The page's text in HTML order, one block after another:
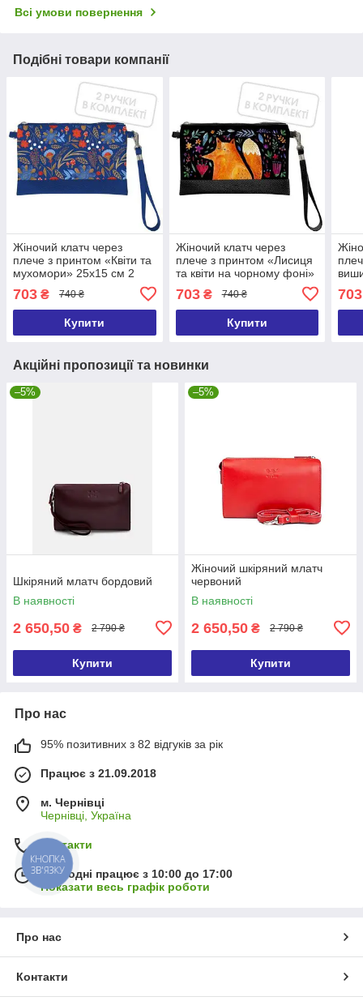
Всі умови повернення
Подібні товари компанії
Жіночий клатч через
плече з принтом «Квіти та
мухомори» 25х15 см 2
703 ₴ 740 ₴
Купити
Жіночий клатч через
плече з принтом «Лисиця
та квіти на чорному фоні»
комплекті
703₴ 740 ₴
Купити
703
Акційні пропозиції та новинки
–5%
Шкіряний млатч бордовий
В наявності
2 650,50 ₴ 2 790 ₴
Купити
–5%
Жіночий шкіряний млатч
червоний
В наявності
2 650,50 ₴ 2 790 ₴
Купити
Про нас
95% позитивних з 82 відгуків за рік
Працює з 21.09.2018
м. Чернівці
Чернівці, Україна
Контакти
Сьогодні працює з 10:00 до 17:00
Показати весь графік роботи
Про нас
Контакти
КНОПКА
ЗВ'ЯЗКУ